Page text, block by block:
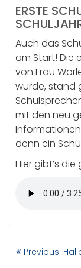
ERSTE
Auch das
am Start! Die
von Frau
wurde, stand
mit den neu
denn ein
Hier gibt’s
Previous: